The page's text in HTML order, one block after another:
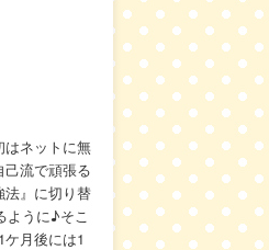
はネットに無
流で頑張る
』に切り替
ように♪そこ
月後には1